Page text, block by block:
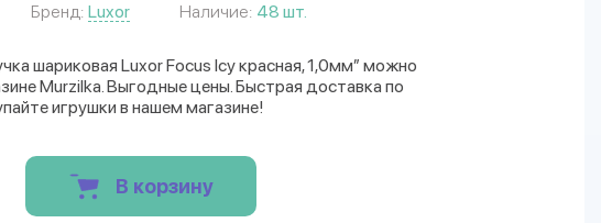
Бренд: Luxor Наличие: 48 шт.
шариковая Luxor Focus Icy красная, 1,0мм” можно
Murzilka. Выгодные цены. Быстрая доставка по
игрушки в нашем магазине!
В корзину